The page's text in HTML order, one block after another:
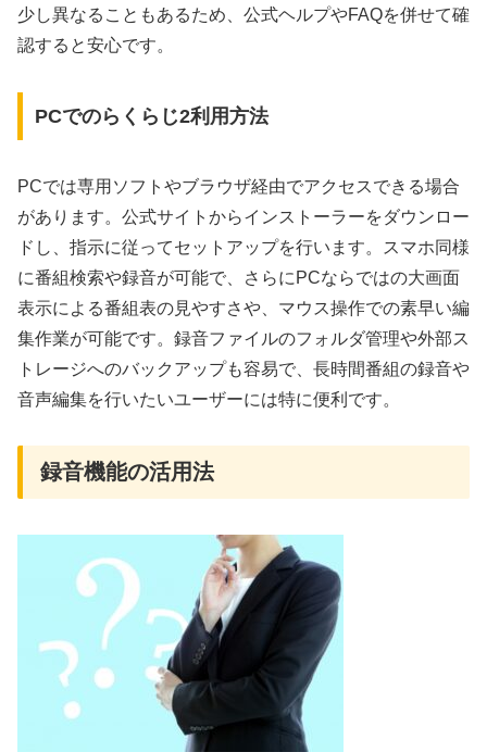
少し異なることもあるため、公式ヘルプやFAQを併せて確
認すると安心です。
PCでのらくらじ2利用方法
PCでは専用ソフトやブラウザ経由でアクセスできる場合
があります。公式サイトからインストーラーをダウンロー
ドし、指示に従ってセットアップを行います。スマホ同様
に番組検索や録音が可能で、さらにPCならではの大画面
表示による番組表の見やすさや、マウス操作での素早い編
集作業が可能です。録音ファイルのフォルダ管理や外部ス
トレージへのバックアップも容易で、長時間番組の録音や
音声編集を行いたいユーザーには特に便利です。
録音機能の活用法